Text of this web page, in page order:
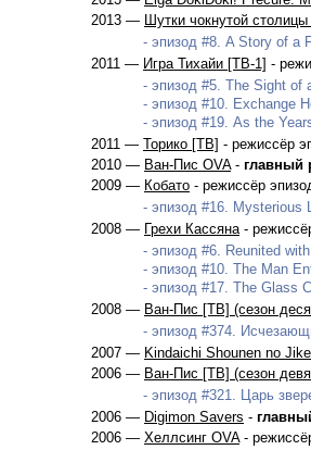
2013 — Шутки чокнутой
- эпизод #8. A Story of a
2011 — Игра Тихайи [ТВ-1] -
- эпизод #5. The Sight of
- эпизод #10. Exchange
- эпизод #19. As the
2011 — Торико [ТВ] - режиссёр
2010 — Ван-Пис OVA- главный
2009 — Кобато - режиссёр
- эпизод #16. Mysterious
2008 — Грехи Кассяна-
- эпизод #6. Reunited
- эпизод #10. The Man
- эпизод #17. The Glass
2008 — Ван-Пис [ТВ] (сезон
- эпизод #374.
2007 — Kindaichi Shounen no
2006 — Ван-Пис [ТВ] (сезон
- эпизод #321. Царь
2006 — Digimon Savers -
2006 — Хеллсинг OVA-